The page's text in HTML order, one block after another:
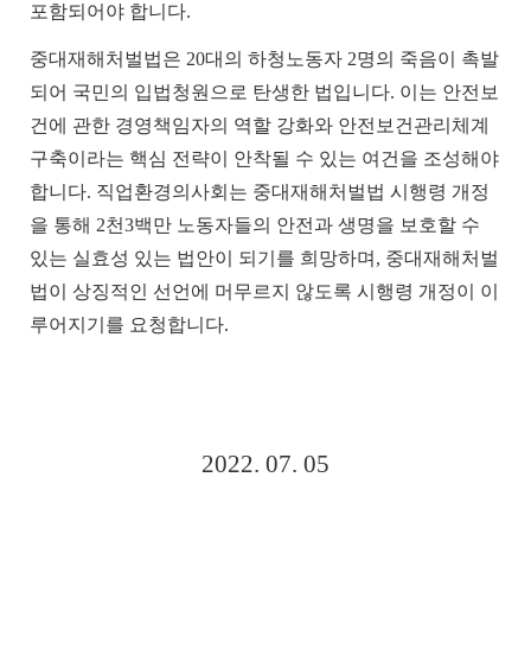
포함되어야 합니다.
중대재해처벌법은 20대의 하청노동자 2명의 죽음이
촉발
되어 국민의 입법청원으로 탄생한 법입니다. 이는 안전보
건에 관한 경영책임자의 역할 강화와 안전보건관리체계
구축이라는 핵심 전략이 안착될 수 있는 여건을 조성해야
합니다. 직업환경의사회는 중대재해처벌법 시행령 개정
을 통해 2천3백만 노동자들의 안전과 생명을 보호할 수
있는 실효성 있는 법안이 되기를 희망하며 , 중대재해처벌
법이
상징적인 선언에 머무르지 않도록 시행령 개정이
이
루어지기를 요청합니다.
2022. 07. 05